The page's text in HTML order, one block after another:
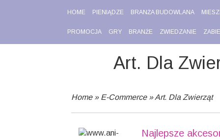
HOME PIENIĄDZE BRANŻA BUDOWLANA
PROMOCJA GRY BRANŻE ZWIEDZANIE
Art. Dla
Home» E-Commerce»Art. Dla Zwierząt
Najlepsze